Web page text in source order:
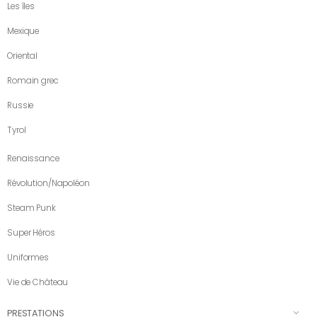
Les îles
Mexique
Oriental
Romain grec
Russie
Tyrol
Renaissance
Révolution/Napoléon
Steam Punk
Super Héros
Uniformes
Vie de Château
PRESTATIONS